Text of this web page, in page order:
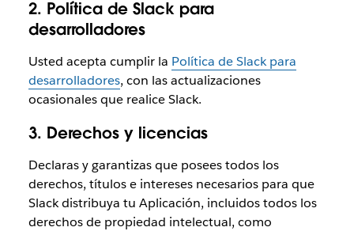
2. Política de Slack para
desarrolladores
Usted acepta cumplir la Política de Slack para
desarrolladores, con las actualizaciones
ocasionales que realice Slack.
3. Derechos y licencias
Declaras y garantizas que posees todos los
derechos, títulos e intereses necesarios para que
Slack distribuya tu Aplicación, incluidos todos los
derechos de propiedad intelectual, como